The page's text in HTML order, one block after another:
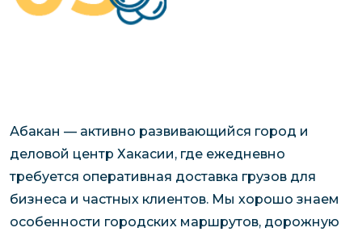
Абакан — активно развивающийся город и
деловой центр Хакасии, где ежедневно
требуется оперативная доставка грузов для
бизнеса и частных клиентов. Мы хорошо знаем
особенности городских маршрутов, дорожную